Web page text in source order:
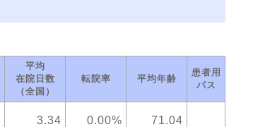
平均
在院日数
（全国）
転院率 平均年齢
患者用
パス
3.34 0.00% 71.04